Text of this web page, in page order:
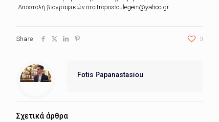
Αποστολή βιογραφικών στο tropostoulegein@yahoo.gr
Share 0
Fotis Papanastasiou
Σχετικά άρθρα